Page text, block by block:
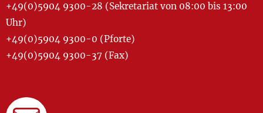
+49(0)5904 9300-28 (Sekretariat von 08:00 bis 13:00
Uhr)
+49(0)5904 9300-0 (Pforte)
+49(0)5904 9300-37 (Fax)